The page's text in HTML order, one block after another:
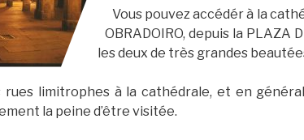
Vous pouvez accédér à la
OBRADOIRO, depuis la PLAZA
les deux de très grandes
rues limitrophes à la cathédrale, et en
la peine d’être visitée.